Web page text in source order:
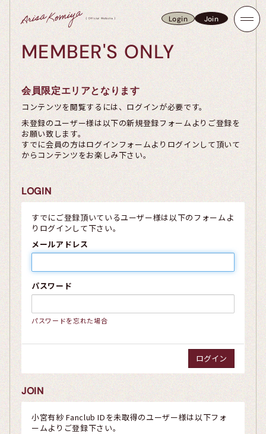
Login
Join
MEMBER'S ONLY
会員限定エリアとなります
コンテンツを閲覧するには、ログインが必要です。
未登録のユーザー様は以下の新規登録フォームよりご登録を
お願い致します。
すでに会員の方はログインフォームよりログインして頂いて
からコンテンツをお楽しみ下さい。
LOGIN
すでにご登録頂いているユーザー様は以下のフォームよ
りログインして下さい。
メールアドレス
パスワード
パスワードを忘れた場合
JOIN
小宮有紗 Fanclub IDを未取得のユーザー様は以下フォ
ームよりご登録下さい。